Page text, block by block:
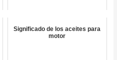
Significado de los aceites para
motor